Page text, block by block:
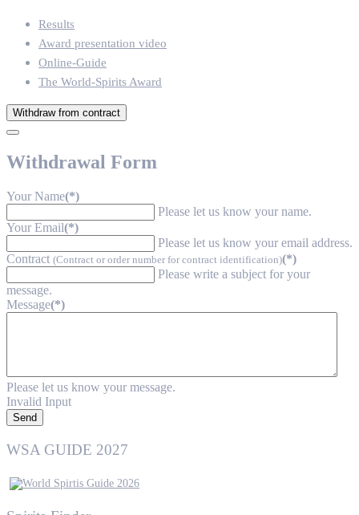
Results
Award presentation video
Online-Guide
The World-Spirits Award
Withdraw from contract
Withdrawal Form
Your Name(*)
Please let us know your name.
Your Email(*)
Please let us know your email address.
Contract (Contract or order number for contract identification)(*)
Please write a subject for your
message.
Message(*)
Please let us know your message.
Invalid Input
Send
WSA GUIDE 2027